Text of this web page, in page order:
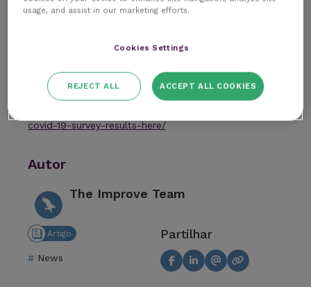
Artigo
News
de stress. Muitos associam-no à falta de
chamar à atenção clientes menos cuidadosos.
covid-19-survey-results-here/
Autor
The Improve Team
Partilhar
usage, and assist in our marketing efforts.
Cookies Settings
REJECT ALL ACCEPT ALL COOKIES